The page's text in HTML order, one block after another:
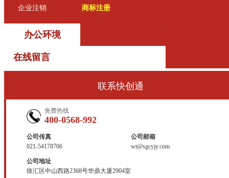
企业注销
商标注册
办公环境
在线留言
联系快创通
免费热线
400-0568-992
公司传真
021-54178706
公司邮箱
wt@sgcyjy.com
公司地址
徐汇区中山西路2368号华鼎大厦2904室